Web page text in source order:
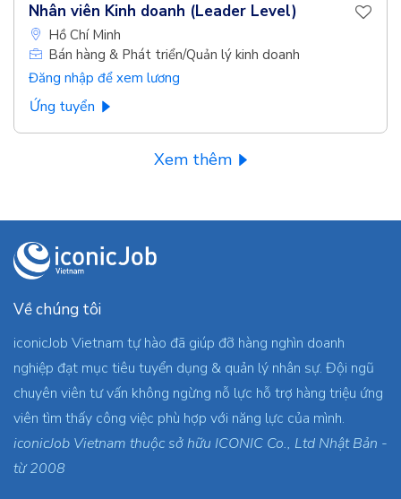
Nhân viên Kinh doanh (Leader Level)
Hồ Chí Minh
Bán hàng & Phát triển/Quản lý kinh doanh
Đăng nhập để xem lương
Ứng tuyển
Xem thêm
Về chúng tôi
iconicJob Vietnam tự hào đã giúp đỡ hàng nghìn doanh
nghiệp đạt mục tiêu tuyển dụng & quản lý nhân sự. Đội ngũ
chuyên viên tư vấn không ngừng nỗ lực hỗ trợ hàng triệu ứng
viên tìm thấy công việc phù hợp với năng lực của mình.
iconicJob Vietnam thuộc sở hữu ICONIC Co., Ltd Nhật Bản -
từ 2008